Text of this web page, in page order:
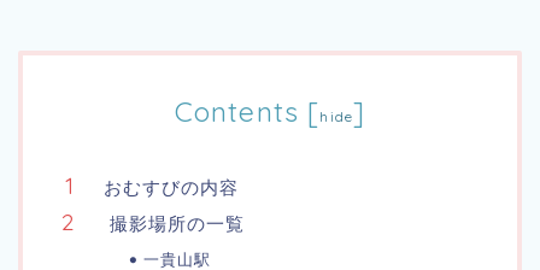
Contents [hide]
おむすびの内容
撮影場所の一覧
一貴山駅